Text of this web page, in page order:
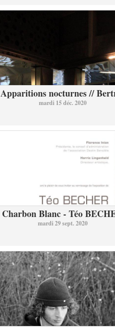
Apparitions nocturnes //
mardi 15 déc. 2020
Charbon Blanc - Téo
mardi 29 sept. 2020